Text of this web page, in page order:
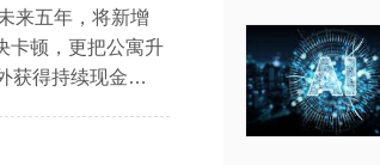
来五年，将新增
卡顿，更把公寓升
获得持续现金